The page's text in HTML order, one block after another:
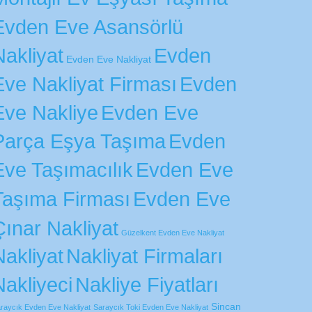
Eve Asansörlü
Evden Eve Nakliyat Evden
Nakliyat Firması Evden
Nakliye Evden Eve
Eşya TaşımaEvden
Taşımacılık Evden Eve
Firması Evden Eve
Nakliyat Güzelkent Evden Eve Nakliyat
Nakliyat Firmaları
Nakliye Fiyatları
Evden Eve Nakliyat Saraycık Toki Evden Eve Nakliyat Sincan